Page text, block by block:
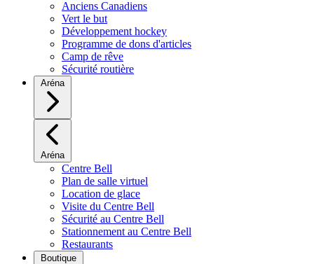
Anciens Canadiens
Vert le but
Développement hockey
Programme de dons d'articles
Camp de rêve
Sécurité routière
Aréna
Aréna
Centre Bell
Plan de salle virtuel
Location de glace
Visite du Centre Bell
Sécurité au Centre Bell
Stationnement au Centre Bell
Restaurants
Boutique